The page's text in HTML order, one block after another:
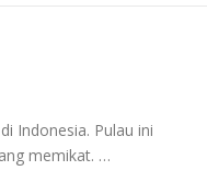
Indonesia. Pulau ini
memikat. …